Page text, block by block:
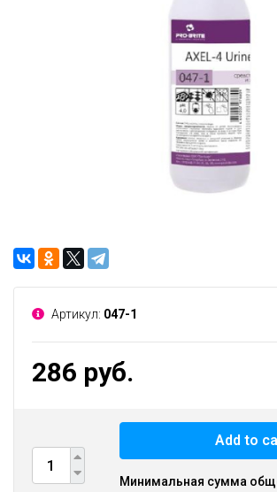
Артикул: 047-1
286 руб.
Add to
Минимальная сумма